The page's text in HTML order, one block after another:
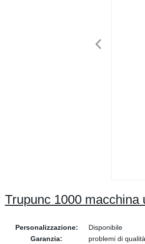
Trupunc 1000
Personalizzazione:
Disponibile
Garanzia:
problemi di